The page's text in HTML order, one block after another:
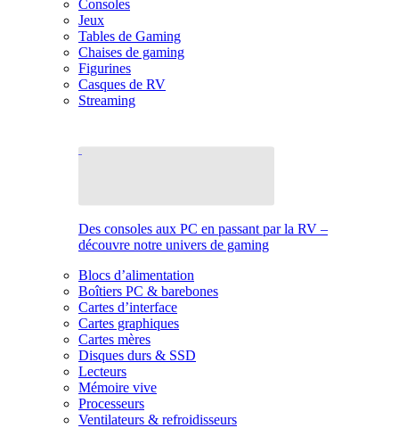
Consoles
Jeux
Tables de Gaming
Chaises de gaming
Figurines
Casques de RV
Streaming
Des consoles aux PC en passant par la RV –
découvre notre univers de gaming
Blocs d’alimentation
Boîtiers PC & barebones
Cartes d’interface
Cartes graphiques
Cartes mères
Disques durs & SSD
Lecteurs
Mémoire vive
Processeurs
Ventilateurs & refroidisseurs